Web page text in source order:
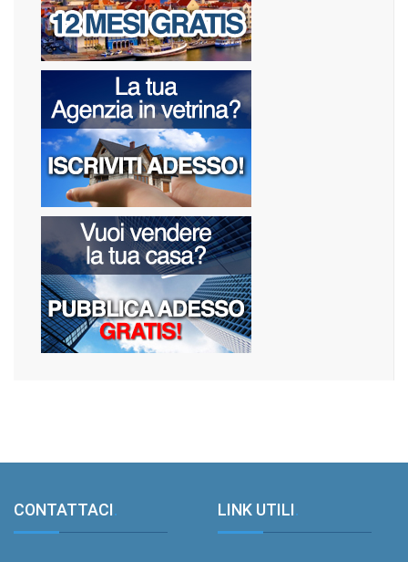
CONTATTACI. LINK UTILI.